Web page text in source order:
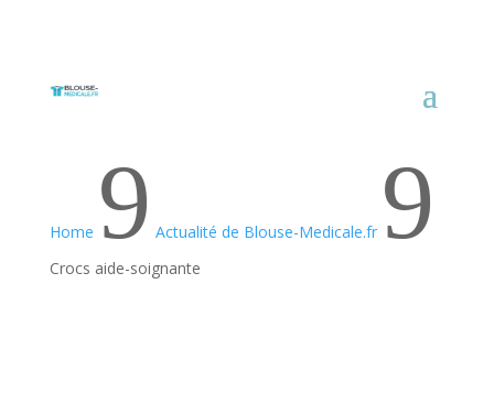
Home 9 Actualité de Blouse-Medicale.fr 9
Crocs aide-soignante